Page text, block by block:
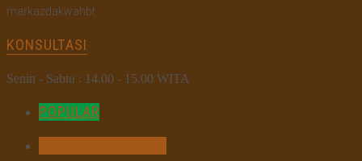
markazdakwahbt
KONSULTASI
Senin - Sabtu : 14.00 - 15.00 WITA
POPULAR